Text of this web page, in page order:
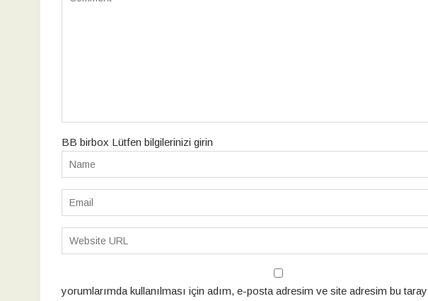
BB birbox Lütfen bilgilerinizi girin
yorumlarımda kullanılması için adım, e-posta adresim ve site adresim bu